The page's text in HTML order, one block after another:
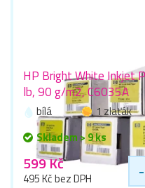
HP Bright White Inkjet
lb, 90 g/m2, C6035A
bílá
1 zlaťák
Skladem > 9 ks
599 Kč
495 Kč bez DPH -